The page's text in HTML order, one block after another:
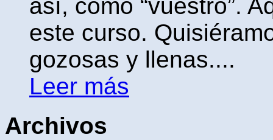
así, como “vuestro”.
este curso.
gozosas y llenas....
Leer más
Archivos